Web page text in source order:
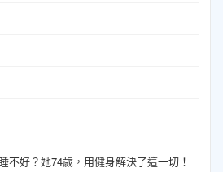
不好？她74歲，用健身解決了這一切！